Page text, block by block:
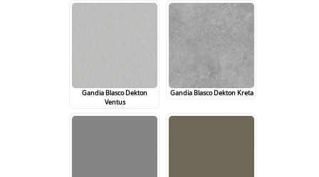
Gandia Blasco Dekton
Ventus
Gandia Blasco Dekton Kreta